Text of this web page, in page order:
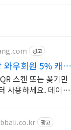
광고
와우회원 5% 캐시
스캔 또는 꽂기만
사용하세요. 데이터
광고